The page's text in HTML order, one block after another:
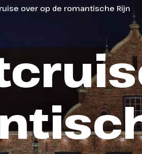
over op de romantische Rijn